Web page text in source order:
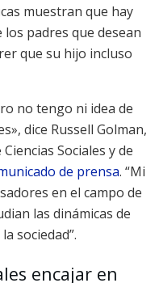
muestran que hay
padres que desean
que su hijo incluso
no tengo ni idea de
dice Russell Golman,
Sociales y de
de prensa. “Mi
en el campo de
las dinámicas de
sociedad”.
encajar en